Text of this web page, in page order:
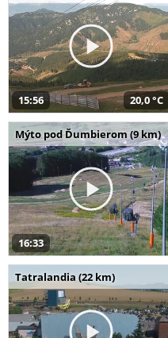
15:56 20,0 °C
Mýto pod Ďumbierom (9 km)
16:33
Tatralandia (22 km)